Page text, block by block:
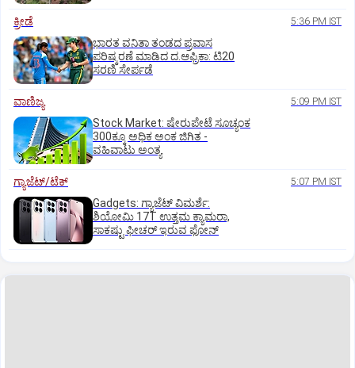
ಕ್ರೀಡೆ 5:36 PM IST
ಭಾರತ ವನಿತಾ ತಂಡದ ಪ್ರವಾಸ
ಪರಿಷ್ಕರಣೆ ಮಾಡಿದ ದ.ಆಫ್ರಿಕಾ: ಟಿ20
ಸರಣಿ ಸೇರ್ಪಡೆ
ವಾಣಿಜ್ಯ 5:09 PM IST
Stock Market: ಷೇರುಪೇಟೆ ಸೂಚ್ಯಂಕ
300ಕ್ಕೂ ಅಧಿಕ ಅಂಕ ಜಿಗಿತ -
ವಹಿವಾಟು ಅಂತ್ಯ
ಗ್ಯಾಜೆಟ್/ಟೆಕ್ 5:07 PM IST
Gadgets: ಗ್ಯಾಜೆಟ್ ವಿಮರ್ಶೆ:
ಶಿಯೋಮಿ 17T ಉತ್ತಮ ಕ್ಯಾಮರಾ,
ಸಾಕಷ್ಟು ಫೀಚರ್ ಇರುವ ಫೋನ್